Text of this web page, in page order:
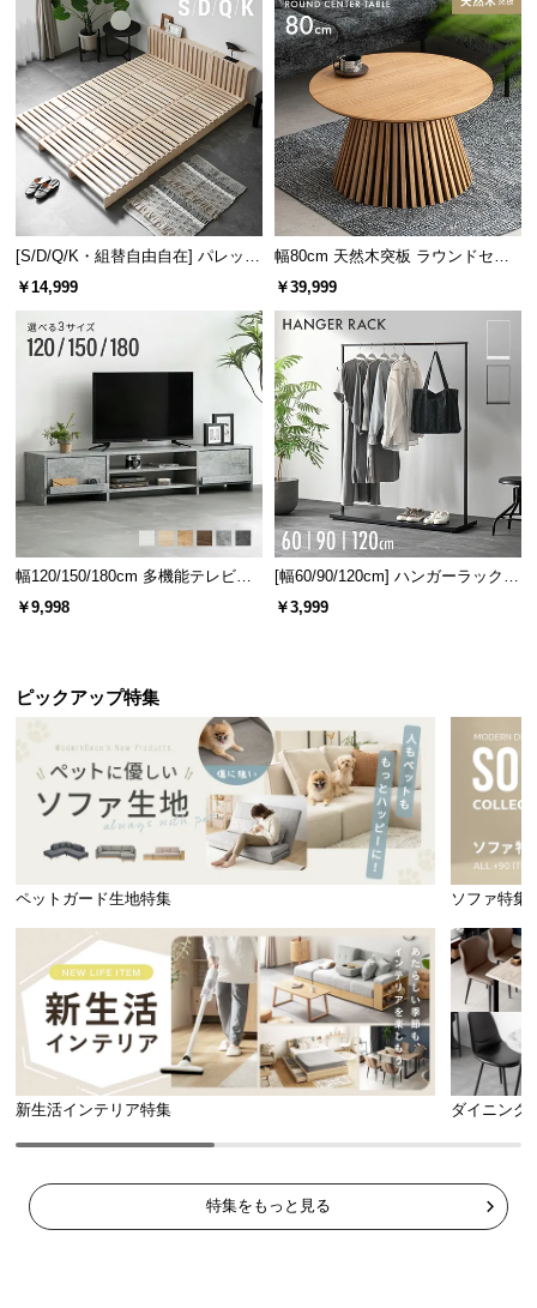
[S/D/Q/K・組替自由自在] パレット
ベッド 8/12/16枚セット
￥14,999
幅80cm 天然木突板 ラウンドセン
ターテーブル 美しい格子デザイン
￥39,999
幅120/150/180cm 多機能テレビボ
ード 木目/石目調 オープン収納・
￥9,998
[幅60/90/120cm] ハンガーラック
スチール 4段階高さ調節 サイドフ
￥3,999
ピックアップ特集
ペットガード生地特集 ソファ特集
新生活インテリア特集 ダイニング
特集をもっと見る